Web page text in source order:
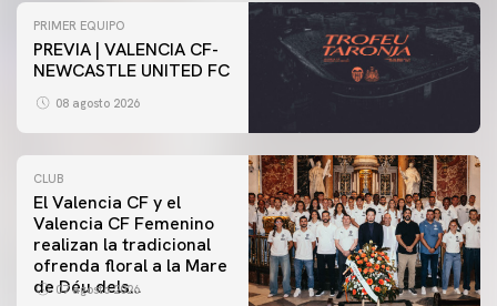
PRIMER EQUIPO
PREVIA | VALENCIA CF-
NEWCASTLE UNITED FC
08 agosto 2026
CLUB
El Valencia CF y el
Valencia CF Femenino
realizan la tradicional
ofrenda floral a la Mare
de Déu dels
07 agosto 2026